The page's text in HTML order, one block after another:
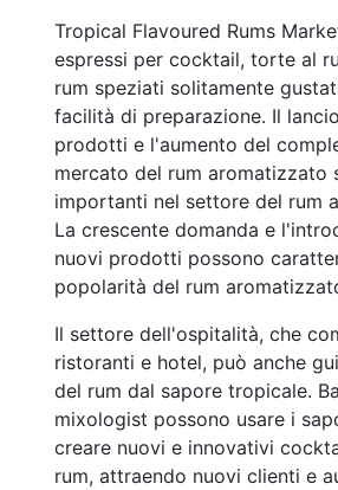
Tropical Flavoured Rums
espressi per cocktail, torte al
rum speziati solitamente
facilità di preparazione. Il
prodotti e l'aumento del
mercato del rum aromatizzato
importanti nel settore del rum
La crescente domanda e
nuovi prodotti possono
popolarità del rum
Il settore dell'ospitalità, che
ristoranti e hotel, può anche
del rum dal sapore tropicale.
mixologist possono usare i
creare nuovi e innovativi
rum, attraendo nuovi clienti e